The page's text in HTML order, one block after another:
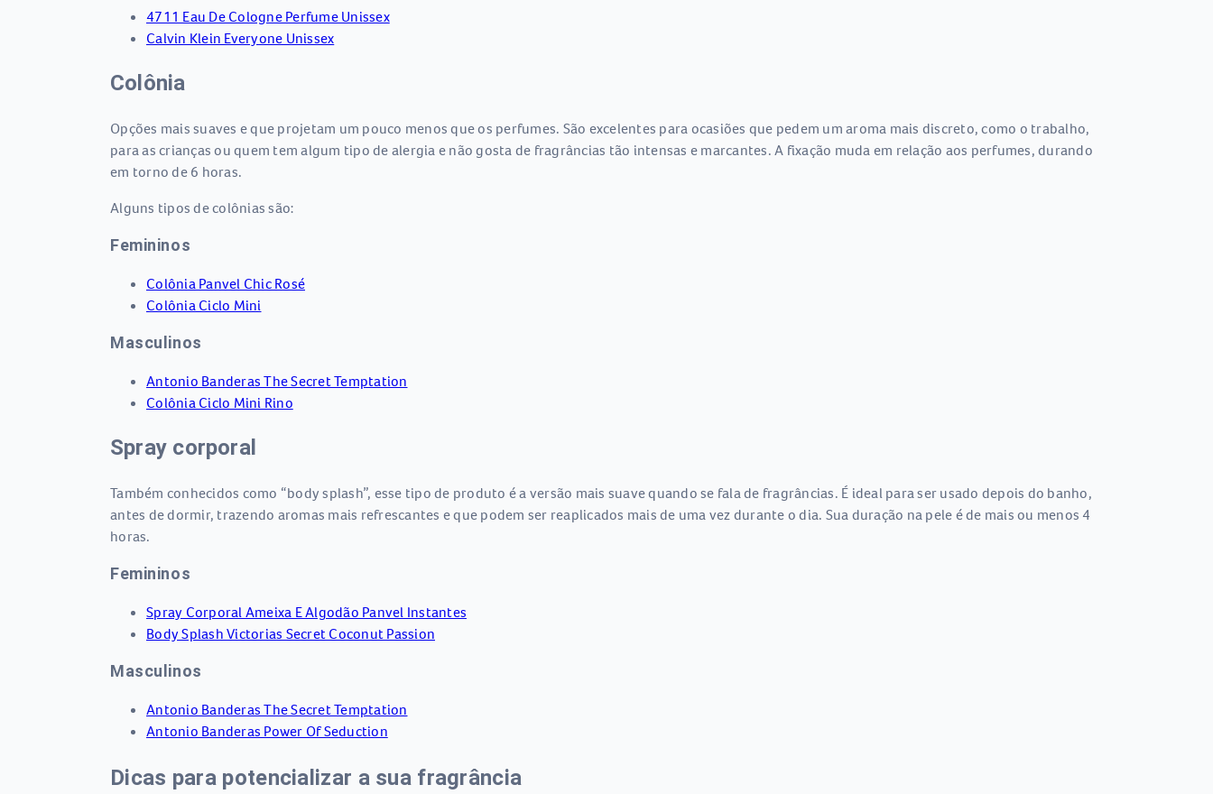
4711 Eau De Cologne Perfume Unissex
Calvin Klein Everyone Unissex
Colônia
Opções mais suaves e que projetam um pouco menos que os perfumes. São excelentes para ocasiões que pedem um aroma mais discreto, como o trabalho,
para as crianças ou quem tem algum tipo de alergia e não gosta de fragrâncias tão intensas e marcantes. A fixação muda em relação aos perfumes, durando
em torno de 6 horas.
Alguns tipos de colônias são:
Femininos
Colônia Panvel Chic Rosé
Colônia Ciclo Mini
Masculinos
Antonio Banderas The Secret Temptation
Colônia Ciclo Mini Rino
Spray corporal
Também conhecidos como “body splash”, esse tipo de produto é a versão mais suave quando se fala de fragrâncias. É ideal para ser usado depois do banho,
antes de dormir, trazendo aromas mais refrescantes e que podem ser reaplicados mais de uma vez durante o dia. Sua duração na pele é de mais ou menos 4
horas.
Femininos
Spray Corporal Ameixa E Algodão Panvel Instantes
Body Splash Victorias Secret Coconut Passion
Masculinos
Antonio Banderas The Secret Temptation
Antonio Banderas Power Of Seduction
Dicas para potencializar a sua fragrância